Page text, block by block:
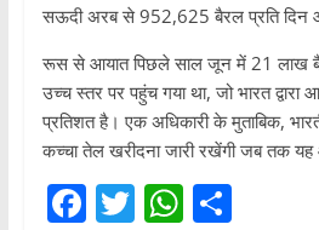
सऊदी अरब से 952,625 बैरल प्रति दिन
रूस से आयात पिछले साल जून में 21 लाख
उच्च स्तर पर पहुंच गया था, जो भारत
प्रतिशत है। एक अधिकारी के मुताबिक,
कच्चा तेल खरीदना जारी रखेंगी जब तक यह
F T W S